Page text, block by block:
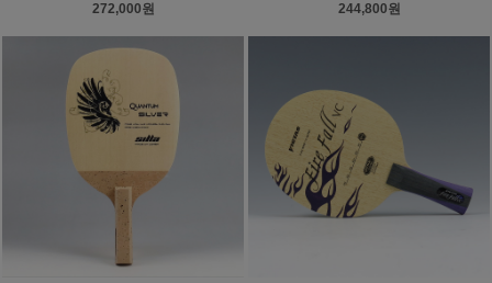
272,000원
244,800원